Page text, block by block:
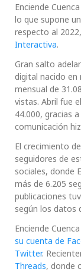
Enciende
lo que supone
respecto al
Interactiva.
Gran salto
digital nacido en
mensual de
vistas. Abril fue
44.000, gracias
comunicación
El crecimiento
seguidores de
sociales, donde
más de 6.205
publicaciones
según los datos
Enciende
su cuenta de
Twitter.
Threads, donde